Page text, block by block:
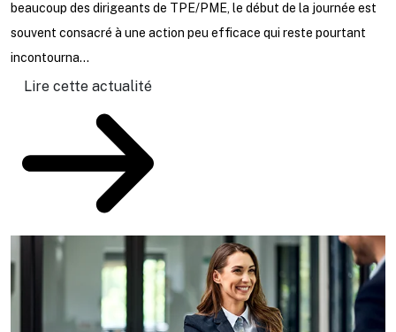
beaucoup des dirigeants de TPE/PME, le début de la journée est
souvent consacré à une action peu efficace qui reste pourtant
incontourna...
Lire cette actualité